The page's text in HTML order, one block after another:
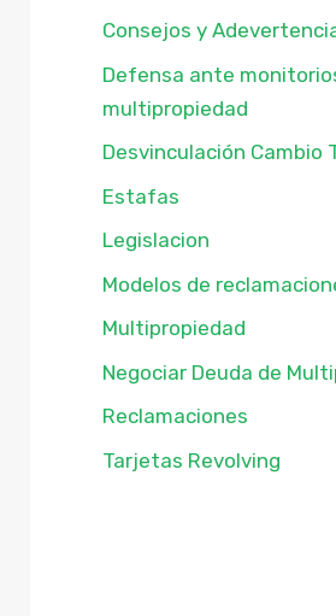
Consejos y
Defensa ante
multipropiedad
Desvinculación Cambio
Estafas
Legislacion
Modelos de
Multipropiedad
Negociar Deuda de
Reclamaciones
Tarjetas Revolving